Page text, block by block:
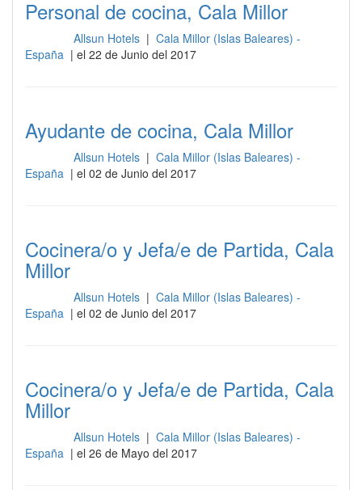
Personal de cocina, Cala Millor
Allsun Hotels | Cala Millor (Islas Baleares) -
España | el 22 de Junio del 2017
Ayudante de cocina, Cala Millor
Allsun Hotels | Cala Millor (Islas Baleares) -
España | el 02 de Junio del 2017
Cocinera/o y Jefa/e de Partida, Cala
Millor
Allsun Hotels | Cala Millor (Islas Baleares) -
España | el 02 de Junio del 2017
Cocinera/o y Jefa/e de Partida, Cala
Millor
Allsun Hotels | Cala Millor (Islas Baleares) -
España | el 26 de Mayo del 2017